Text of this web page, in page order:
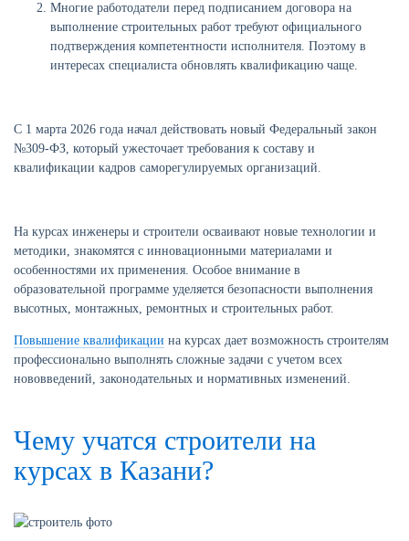
Многие работодатели перед подписанием договора на
выполнение строительных работ требуют официального
подтверждения компетентности исполнителя. Поэтому в
интересах специалиста обновлять квалификацию чаще.
С 1 марта 2026 года начал действовать новый Федеральный закон
№309-ФЗ, который ужесточает требования к составу и
квалификации кадров саморегулируемых организаций.
На курсах инженеры и строители осваивают новые технологии и
методики, знакомятся с инновационными материалами и
особенностями их применения. Особое внимание в
образовательной программе уделяется безопасности выполнения
высотных, монтажных, ремонтных и строительных работ.
Повышение квалификации на курсах дает возможность строителям
профессионально выполнять сложные задачи с учетом всех
нововведений, законодательных и нормативных изменений.
Чему учатся строители на
курсах в Казани?